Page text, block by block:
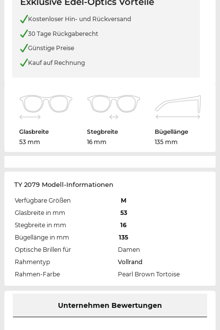
Exklusive Edel-Optics Vorteile
Kostenloser Hin- und Rückversand
30 Tage Rückgaberecht
Günstige Preise
Kauf auf Rechnung
Glasbreite
53 mm
Stegbreite
16 mm
Bügellänge
135 mm
TY 2079 Modell-Informationen
Verfügbare Größen
M
Glasbreite in mm
53
Stegbreite in mm
16
Bügellänge in mm
135
Optische Brillen für
Damen
Rahmentyp
Vollrand
Rahmen-Farbe
Pearl Brown Tortoise
Unternehmen Bewertungen